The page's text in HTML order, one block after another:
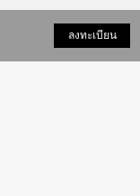
ลงทะเบียน